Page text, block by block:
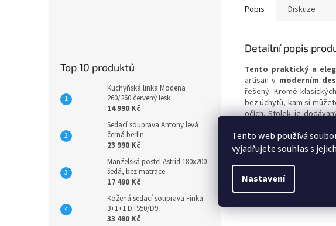
Tento web používá
vyjadřujete souhlas s
Nastavení
Top 10 produktů
Kuchyňská linka Modena
260/260 červený lesk
14 990 Kč
Sedací souprava Antony levá
černá berlin
23 990 Kč
Manželská postel Astrid 180x200
šedá, bez matrace
17 490 Kč
Kožená sedací souprava Finka
3+1+1 DTS50/D9
33 490 Kč
Popis Diskuze
Detailní popis
Tento praktický a
artisan v moderním
řešený. Kromě
bez úchytů, kam si
očích.Stolek je
provedení.
Šířka: 60 cm
Výška: 42 cm
Délka: 90 cm